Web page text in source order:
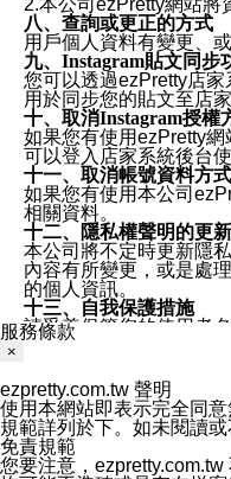
八、查詢或更正的方式
用戶個人資料有變更、
九、Instagram貼文同步
您可以透過ezPretty店
用於同步您的貼文至店家
十、取消Instagram授權
如果您有使用ezPretty
可以登入店家系統後台
十一、取消帳號資料方式
如果您有使用本公司
相關資料。
十二、隱私權聲明的更新
本公司將不定時更新隱
內容有所變更，或是處
的個人資訊。
十三、自我保護措施
請妥善保管您的使用者
窗，以防止他人讀取您
您同意本公司網站，透
停止接收這些資料或電
十五、訊息通知
本公司/本服務將以通知
本公司/本服務傳送之通
服務條款
×
ezpretty.com.tw 聲明
使用本網站即表示完全同
規範詳列於下。如未閱讀
免責規範
您要注意，